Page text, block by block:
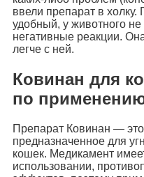
ввели препарат в
удобный, у животного
негативные реакции.
легче с ней.
Ковинан для
по
Препарат Ковинан —
предназначенное для
кошек. Медикамент
использовании,